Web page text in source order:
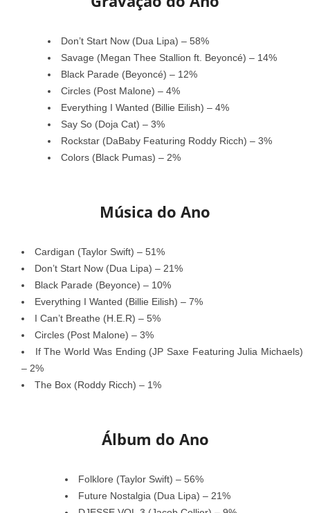
Don’t Start Now (Dua Lipa) – 58%
Savage (Megan Thee Stallion ft. Beyoncé) – 14%
Black Parade (Beyoncé) – 12%
Circles (Post Malone) – 4%
Everything I Wanted (Billie Eilish) – 4%
Say So (Doja Cat) – 3%
Rockstar (DaBaby Featuring Roddy Ricch) – 3%
Colors (Black Pumas) – 2%
Música do Ano
Cardigan (Taylor Swift) – 51%
Don’t Start Now (Dua Lipa) – 21%
Black Parade (Beyonce) – 10%
Everything I Wanted (Billie Eilish) – 7%
I Can’t Breathe (H.E.R) – 5%
Circles (Post Malone) – 3%
If The World Was Ending (JP Saxe Featuring Julia Michaels)
– 2%
The Box (Roddy Ricch) – 1%
Álbum do Ano
Folklore (Taylor Swift) – 56%
Future Nostalgia (Dua Lipa) – 21%